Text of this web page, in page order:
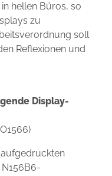
hellen Büros, so
zu
soll
Reflexionen und
Display-